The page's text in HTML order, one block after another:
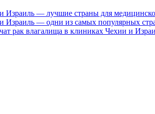
Израиль — лучшие страны для
Израиль — одни из самых популярных
рак влагалища в клиниках Чехии и